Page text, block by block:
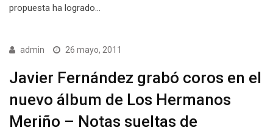
propuesta ha logrado…
admin 26 mayo, 2011
Javier Fernández grabó coros en el
nuevo álbum de Los Hermanos
Meriño – Notas sueltas de